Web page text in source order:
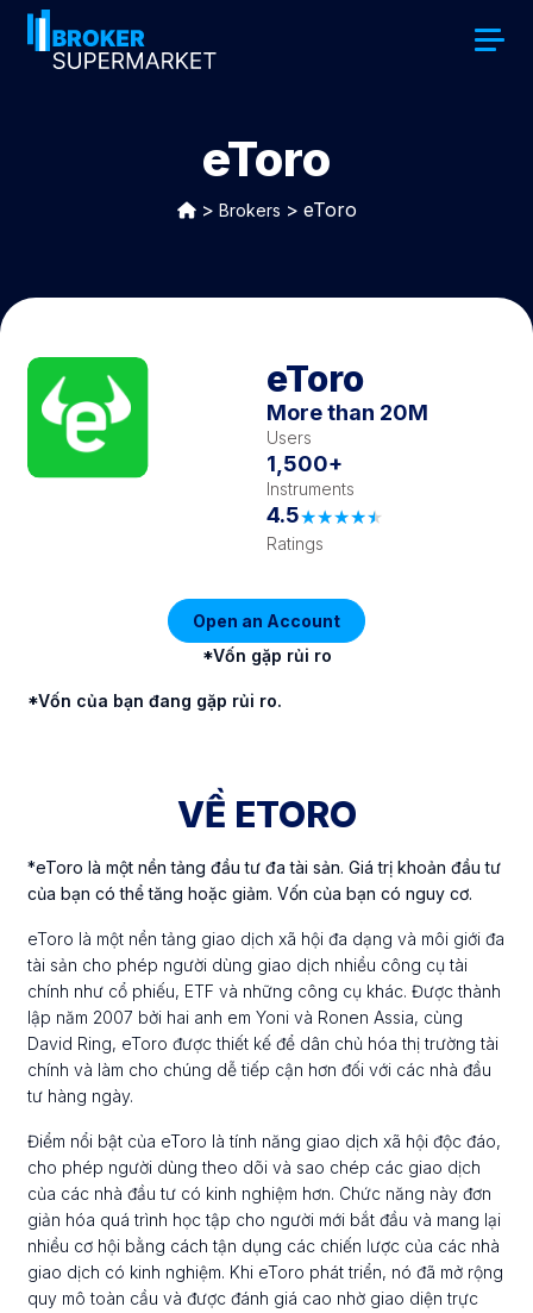
eToro
> Brokers > eToro
eToro
More than 20M
Users
1,500+
Instruments
4.5
Ratings
Open an Account
*Vốn gặp rủi ro
*Vốn của bạn đang gặp rủi ro.
VỀ ETORO
*eToro là một nền tảng đầu tư đa tài sản. Giá trị khoản đầu tư
của bạn có thể tăng hoặc giảm. Vốn của bạn có nguy cơ.
eToro là một nền tảng giao dịch xã hội đa dạng và môi giới đa
tài sản cho phép người dùng giao dịch nhiều công cụ tài
chính như cổ phiếu, ETF và những công cụ khác. Được thành
lập năm 2007 bởi hai anh em Yoni và Ronen Assia, cùng
David Ring, eToro được thiết kế để dân chủ hóa thị trường tài
chính và làm cho chúng dễ tiếp cận hơn đối với các nhà đầu
tư hàng ngày.
Điểm nổi bật của eToro là tính năng giao dịch xã hội độc đáo,
cho phép người dùng theo dõi và sao chép các giao dịch
của các nhà đầu tư có kinh nghiệm hơn. Chức năng này đơn
giản hóa quá trình học tập cho người mới bắt đầu và mang lại
nhiều cơ hội bằng cách tận dụng các chiến lược của các nhà
giao dịch có kinh nghiệm. Khi eToro phát triển, nó đã mở rộng
quy mô toàn cầu và được đánh giá cao nhờ giao diện trực